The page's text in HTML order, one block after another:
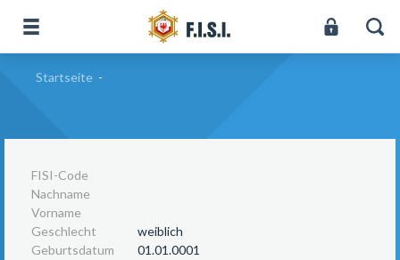
Startseite -
FISI-Code
Nachname
Vorname
Geschlecht
weiblich
Geburtsdatum
01.01.0001